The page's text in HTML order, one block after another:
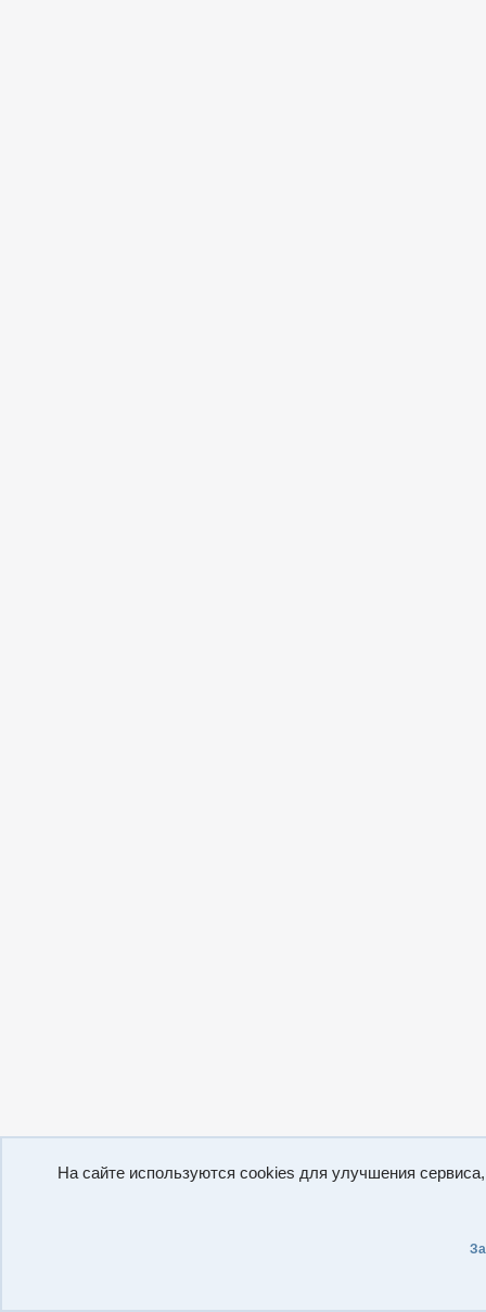
На сайте используются cookies для улучшения